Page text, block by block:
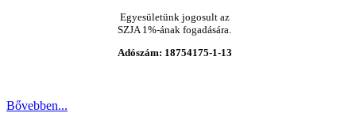
Egyesületünk jogosult az
SZJA 1%-ának fogadására.
Adószám: 18754175-1-13
Bővebben...